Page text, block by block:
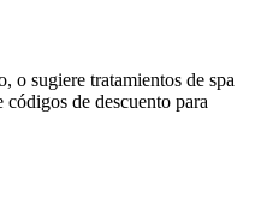
o sugiere tratamientos de spa
de descuento para